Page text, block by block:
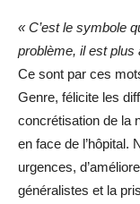
« C’est le symbole
problème, il est
Ce sont par ces
Genre, félicite les
concrétisation de la
en face de l’hôpital.
urgences,
généralistes et la